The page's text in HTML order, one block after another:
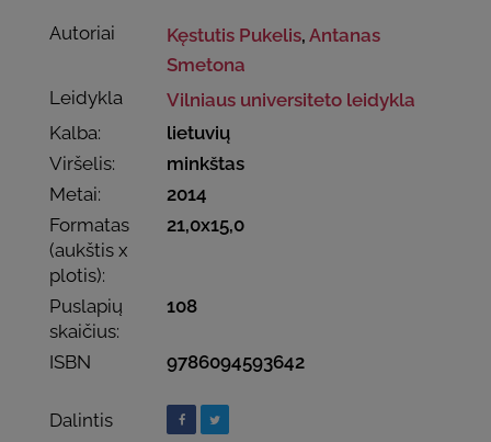
Autoriai Kęstutis Pukelis,Antanas
Smetona
Leidykla
Vilniaus universiteto leidykla
Kalba:
lietuvių
Viršelis:
minkštas
Metai:
2014
Formatas
(aukštis x
plotis):
21,0x15,0
Puslapių
skaičius:
108
ISBN 9786094593642
Dalintis